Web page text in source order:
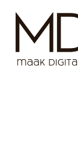
inhoud